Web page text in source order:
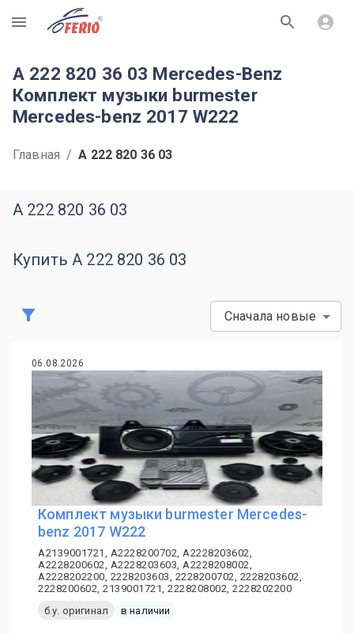
R
A 222 820 36 03 Mercedes-Benz
Комплект музыки burmester
Mercedes-benz 2017 W222
Главная / A 222 820 36 03
A 222 820 36 03
Купить A 222 820 36 03
Сначала новые
06.08.2026
Комплект музыки burmester Mercedes-
benz 2017 W222
A2139001721, A2228200702, A2228203602,
A2228200602, A2228203603, A2228208002,
A2228202200, 2228203603, 2228200702, 2228203602,
2228200602, 2139001721, 2228208002, 2228202200
б.у. оригинал
в наличии